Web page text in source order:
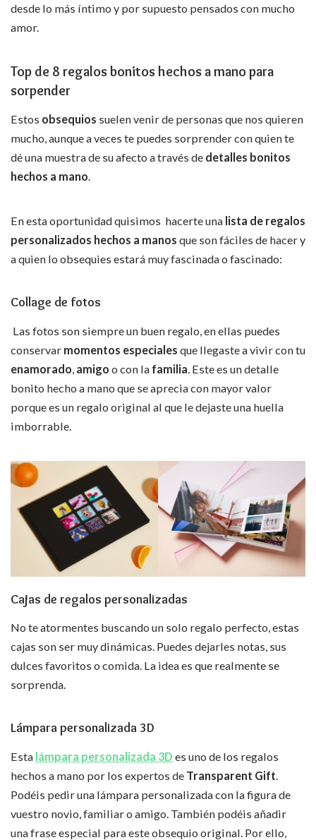
desde lo más íntimo y por supuesto pensados con mucho
amor.
Top de 8 regalos bonitos hechos a manopara
sorpender
Estos obsequios suelen venir de personas que nos quieren
mucho, aunque a veces te puedes sorprender con quien te
dé una muestra de su afecto a través de detalles bonitos
hechos a mano.
En esta oportunidad quisimos hacerte una lista de regalos
personalizados hechos a manos que son fáciles de hacer y
a quien lo obsequies estará muy fascinada o fascinado:
Collage de fotos
Las fotos son siempre un buen regalo, en ellas puedes
conservar momentos especiales que llegaste a vivir con tu
enamorado amigo o con la familia . Este es un detalle
bonito hecho a mano que se aprecia con mayor valor
porque es un regalo original al que le dejaste una huella
imborrable.
Cajas de regalos personalizadas
No te atormentes buscando un solo regalo perfecto, estas
cajas son ser muy dinámicas. Puedes dejarles notas, sus
dulces favoritos o comida. La idea es que realmente se
sorprenda.
Lámpara personalizada 3D
Esta lámpara personalizada 3D es uno de los regalos
hechos a mano por los expertos de Transparent Gift
Podéis pedir una lámpara personalizada con la figura de
vuestro novio, familiar o amigo. También podéis añadir
una frase especial para este obsequio original. Por ello,